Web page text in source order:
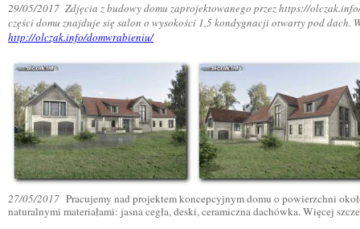
29/05/2017 Zdjęcia z budowy domu zaprojektowanego przez https://
części domu znajduje się salon o wysokości 1,5 kondygnacji otwarty pod dach.
http://olczak.info/domwrabieniu/
27/05/2017 Pracujemy nad projektem koncepcyjnym domu o powierzchni
naturalnymi materiałami: jasna cegła, deski, ceramiczna dachówka. Więcej